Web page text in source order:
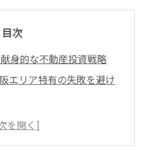
目次
身的な不動産投資戦略
エリア特有の失敗を避け
が大阪不動産投資の成功